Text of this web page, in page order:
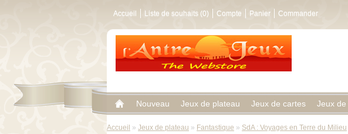
Accueil Liste de souhaits (0) Compte Panier Commander
Nouveau Jeux de plateau Jeux de cartes Jeux de
Accueil » Jeux de plateau » Fantastique » SdA : Voyages en Terre du Milieu